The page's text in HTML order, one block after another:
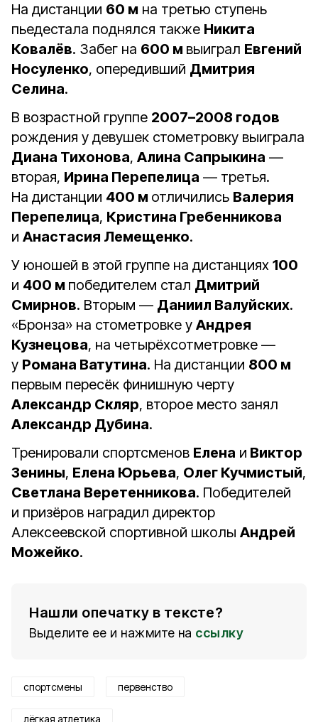
На дистанции 60 м на третью ступень
пьедестала поднялся также Никита
Ковалёв. Забег на 600 м выиграл Евгений
Носуленко, опередивший Дмитрия
Селина.
В возрастной группе 2007–2008 годов
рождения у девушек стометровку выиграла
Диана Тихонова, Алина Сапрыкина —
вторая, Ирина Перепелица — третья.
На дистанции 400 м отличились Валерия
Перепелица, Кристина Гребенникова
и Анастасия Лемещенко.
У юношей в этой группе на дистанциях 100
и 400 м победителем стал Дмитрий
Смирнов. Вторым — Даниил Валуйских.
«Бронза» на стометровке у Андрея
Кузнецова, на четырёхсотметровке —
у Романа Ватутина. На дистанции 800 м
первым пересёк финишную черту
Александр Скляр, второе место занял
Александр Дубина.
Тренировали спортсменов Елена и Виктор
Зенины, Елена Юрьева, Олег Кучмистый,
Светлана Веретенникова. Победителей
и призёров наградил директор
Алексеевской спортивной школы Андрей
Можейко.
Нашли опечатку в тексте?
Выделите ее и нажмите на ссылку
спортсмены первенство
лёгкая атлетика